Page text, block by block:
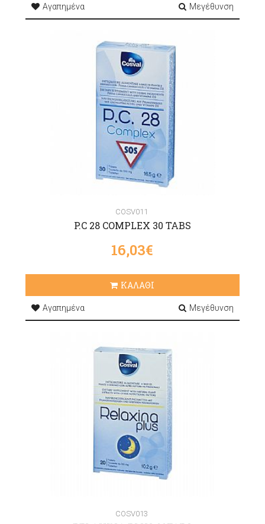
Αγαπημένα Μεγέθυνση
COSV011
P.C 28 COMPLEX 30 TABS
16,03€
ΚΑΛΑΘΙ
Αγαπημένα Μεγέθυνση
COSV013